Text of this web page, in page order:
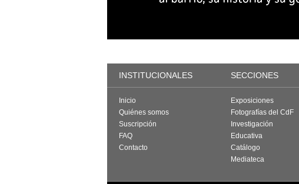
INSTITUCIONALES SECCIONES
Inicio
Quiénes somos
Suscripción
FAQ
Contacto
Exposiciones
Fotografías del CdF
Investigación
Educativa
Catálogo
Mediateca